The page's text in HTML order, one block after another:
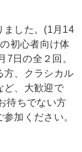
ました。(1月14
初心者向け体
7日の全２回。
方、クラシカル
ど、大歓迎で
待ちでない方
加ください。